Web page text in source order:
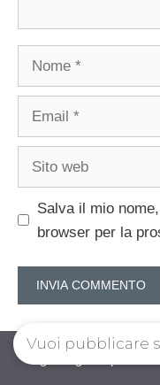
Salva il mio
browser per la
Vuoi pubblicare